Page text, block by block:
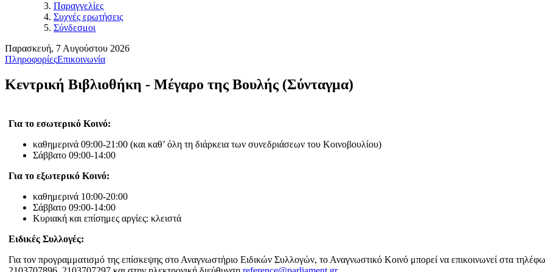
Παραγγελίες
Συχνές ερωτήσεις
Σύνδεσμοι
Παρασκευή, 7 Αυγούστου 2026
ΠληροφορίεςΕπικοινωνία
Κεντρική Βιβλιοθήκη - Μέγαρο της Βουλής (Σύνταγμα)
Για το εσωτερικό Κοινό:
καθημερινά 09:00-21:00 (και καθ’ όλη τη διάρκεια των συνεδριάσεων του Κοινοβουλίου)
Σάββατο 09:00-14:00
Για το εξωτερικό Κοινό:
καθημερινά 10:00-20:00
Σάββατο 09:00-14:00
Κυριακή και επίσημες αργίες: κλειστά
Ειδικές Συλλογές:
Για τον προγραμματισμό της επίσκεψης στο Αναγνωστήριο Ειδικών Συλλογών, το Αναγνωστικό Κοινό μπορεί να επικοινωνεί στα